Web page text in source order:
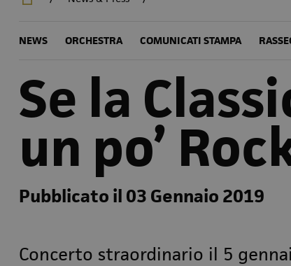
NEWS ORCHESTRA COMUNICATI STAMPA
Se la
un po’
Pubblicato il 03 Gennaio 2019
Concerto straordinario il 5